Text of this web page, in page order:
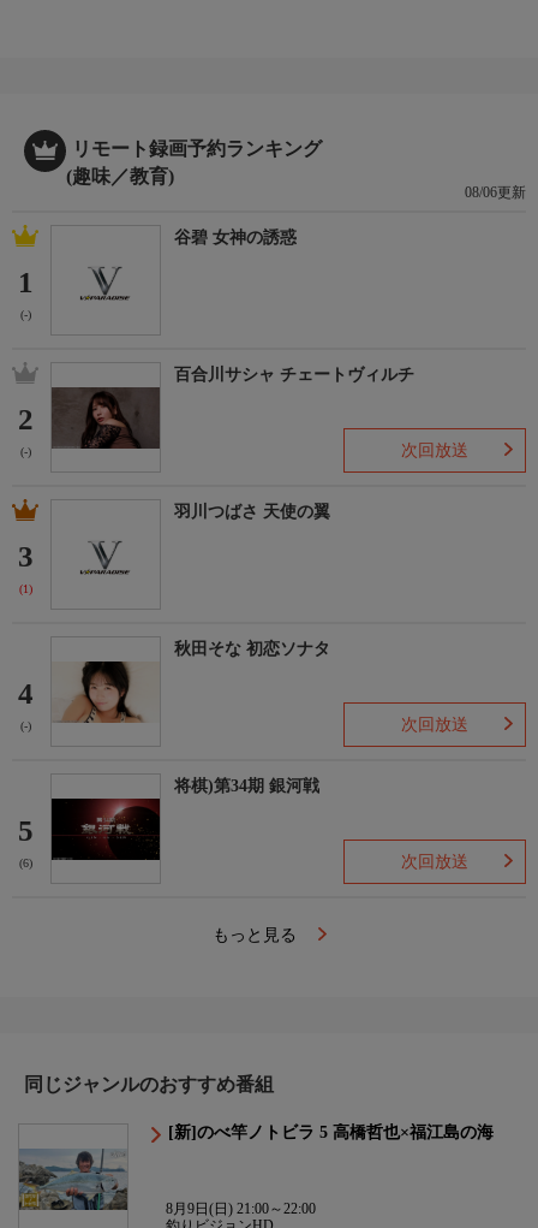
リモート録画予約ランキング
(趣味／教育)
08/06更新
1
(-)
谷碧 女神の誘惑
2
(-)
百合川サシャ チェートヴィルチ
次回放送
3
(1)
羽川つばさ 天使の翼
4
(-)
秋田そな 初恋ソナタ
次回放送
5
(6)
将棋)第34期 銀河戦
次回放送
もっと見る
同じジャンルのおすすめ番組
[新]のべ竿ノトビラ 5 高橋哲也×福江島の海
8月9日(日) 21:00～22:00